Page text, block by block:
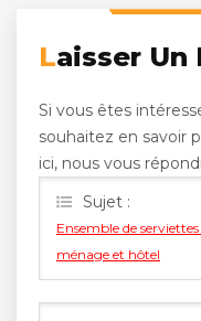
Laisser
Si vous êtes
souhaitez en savoir
ici, nous vous
Sujet :
Ensemble de
ménage et hôtel